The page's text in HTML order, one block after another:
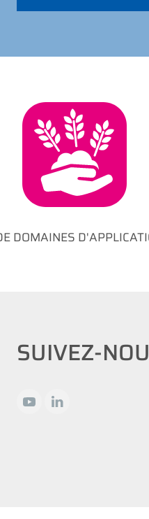
Agriculture et
Jardins
DOMAINES
SUIVEZ-